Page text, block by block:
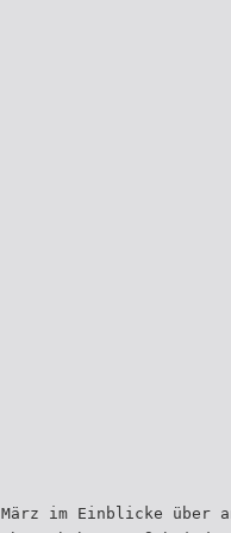
im Einblicke über